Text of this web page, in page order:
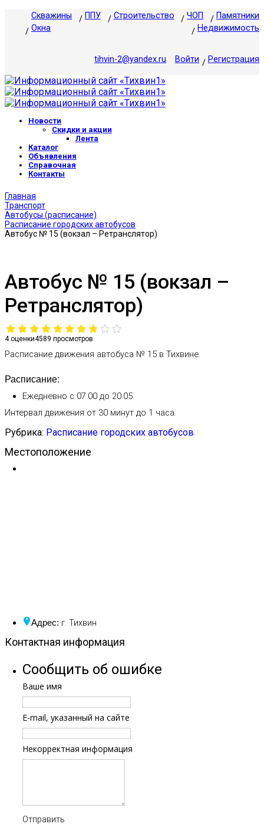
Скважины ППУ Строительство ЧОП
Памятники
Окна
Недвижимость
tihvin-2@yandex.ru Войти Регистрация
Новости
Скидки и акции
Лента
Каталог
Объявления
Справочная
Контакты
Главная
Транспорт
Автобусы (расписание)
Расписание городских автобусов
Автобус № 15 (вокзал – Ретранслятор)
Автобус № 15 (вокзал –
Ретранслятор)
4 оценки4589 просмотров
Расписание движения автобуса № 15 в Тихвине.
Расписание:
Ежедневно с 07.00 до 20.05.
Интервал движения от 30 минут до 1 часа.
Рубрика: Расписание городских автобусов
Местоположение
Адрес: г. Тихвин
Контактная информация
Сообщить об ошибке
Ваше имя
E-mail, указанный на сайте
Некорректная информация
Отправить